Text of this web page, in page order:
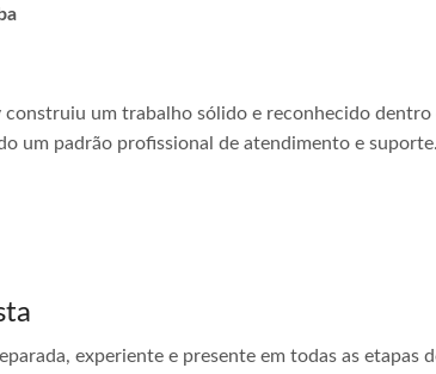
construiu um trabalho sólido e reconhecido
um padrão profissional de atendimento e suporte.
experiente e presente em todas as etapas